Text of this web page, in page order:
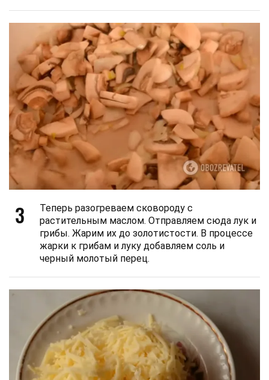
3
Теперь разогреваем сковороду с
растительным маслом. Отправляем сюда лук и
грибы. Жарим их до золотистости. В процессе
жарки к грибам и луку добавляем соль и
черный молотый перец.